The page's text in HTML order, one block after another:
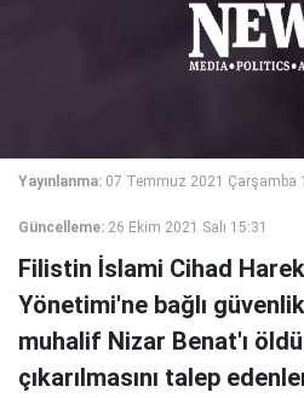
Yayınlanma: 07 Temmuz 2021 Çarşamba
Güncelleme: 26 Ekim 2021 Salı 15:31
Filistin İslami Cihad
Yönetimi'ne bağlı
muhalif Nizar Benat'ı
çıkarılmasını talep